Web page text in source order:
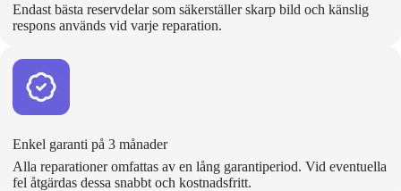
Endast bästa reservdelar som säkerställer skarp bild och känslig
respons används vid varje reparation.
Enkel garanti på 3 månader
Alla reparationer omfattas av en lång garantiperiod. Vid eventuella
fel åtgärdas dessa snabbt och kostnadsfritt.